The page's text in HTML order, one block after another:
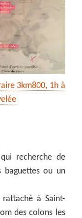
3km800, 1h à
recherche de
baguettes ou un
à Saint-
des colons les